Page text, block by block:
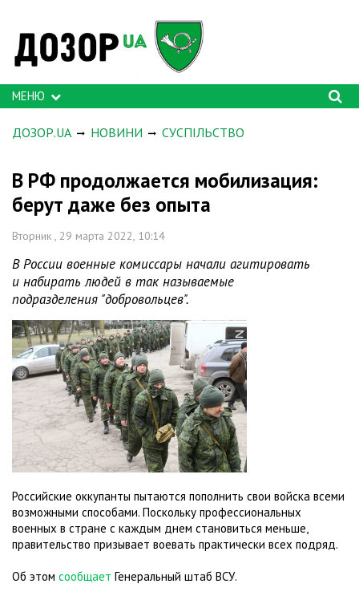
МЕНЮ
ДОЗОР.UA НОВИНИ СУСПІЛЬСТВО
В РФ продолжается мобилизация:
берут даже без опыта
Вторник , 29 марта 2022, 10:14
В России военные комиссары начали агитировать
и набирать людей в так называемые
подразделения "добровольцев".
Российские оккупанты пытаются пополнить свои войска всеми
возможными способами. Поскольку профессиональных
военных в стране с каждым днем становиться меньше,
правительство призывает воевать практически всех подряд.
Об этом сообщает Генеральный штаб ВСУ.